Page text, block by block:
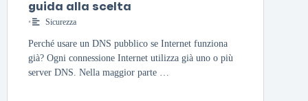
guida alla scelta
• Sicurezza
Perché usare un DNS pubblico se Internet funziona
già? Ogni connessione Internet utilizza già uno o più
server DNS. Nella maggior parte …